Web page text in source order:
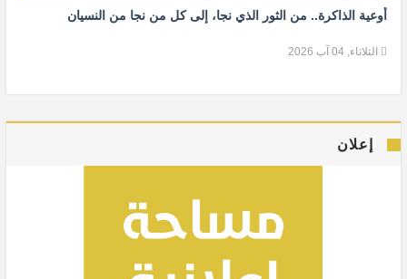
أوعية الذاكرة.. من الثور الذي نجا، إلى كل من نجا من النسيان
الثلاثاء, 04 آب 2026
إعلان